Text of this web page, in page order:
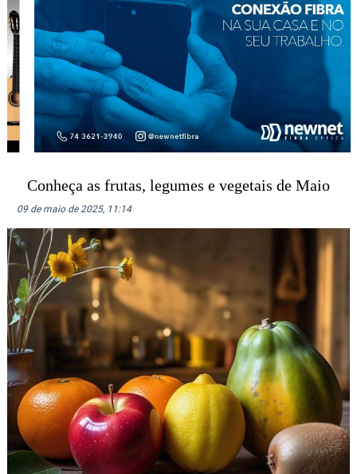
Conheça as frutas, legumes e vegetais de Maio
09 de maio de 2025, 11:14